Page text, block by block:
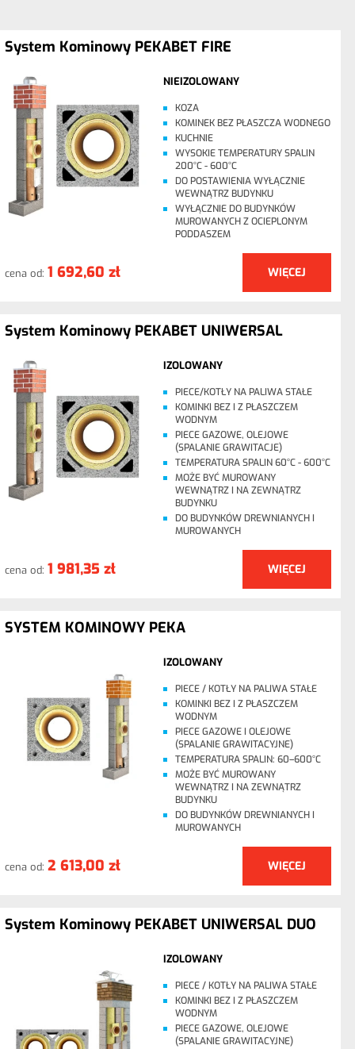
System Kominowy PEKABET FIRE
NIEIZOLOWANY
KOZA
KOMINEK BEZ PŁASZCZA WODNEGO
KUCHNIE
WYSOKIE TEMPERATURY SPALIN
200°C - 600°C
DO POSTAWIENIA WYŁĄCZNIE
WEWNĄTRZ BUDYNKU
WYŁĄCZNIE DO BUDYNKÓW
MUROWANYCH Z OCIEPLONYM
PODDASZEM
cena od: 1 692,60 zł WIĘCEJ
System Kominowy PEKABET UNIWERSAL
IZOLOWANY
PIECE/KOTŁY NA PALIWA STAŁE
KOMINKI BEZ I Z PŁASZCZEM
WODNYM
PIECE GAZOWE, OLEJOWE
(SPALANIE GRAWITACJE)
TEMPERATURA SPALIN 60°C - 600°C
MOŻE BYĆ MUROWANY
WEWNĄTRZ I NA ZEWNĄTRZ
BUDYNKU
DO BUDYNKÓW DREWNIANYCH I
MUROWANYCH
cena od: 1 981,35 zł WIĘCEJ
SYSTEM KOMINOWY PEKA
IZOLOWANY
PIECE / KOTŁY NA PALIWA STAŁE
KOMINKI BEZ I Z PŁASZCZEM
WODNYM
PIECE GAZOWE I OLEJOWE
(SPALANIE GRAWITACYJNE)
TEMPERATURA SPALIN: 60–600°C
MOŻE BYĆ MUROWANY
WEWNĄTRZ I NA ZEWNĄTRZ
BUDYNKU
DO BUDYNKÓW DREWNIANYCH I
MUROWANYCH
cena od: 2 613,00 zł WIĘCEJ
System Kominowy PEKABET UNIWERSAL DUO
IZOLOWANY
PIECE / KOTŁY NA PALIWA STAŁE
KOMINKI BEZ I Z PŁASZCZEM
WODNYM
PIECE GAZOWE, OLEJOWE
(SPALANIE GRAWITACYJNE)